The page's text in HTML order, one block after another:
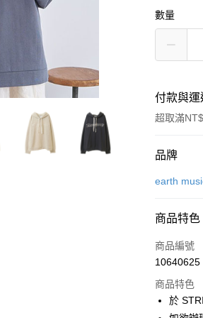
數量
付款與
超取滿
付款方式
信用卡一
合作金
華南商
上海商
國泰世
臺灣中
超商取貨
LINE Pay
Apple Pay
品牌
earth
商品特色
商品編號
10640625
商品特色
於